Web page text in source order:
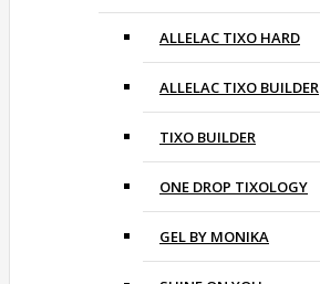
ALLELAC TIXO HARD
ALLELAC TIXO BUILDER
TIXO BUILDER
ONE DROP TIXOLOGY
GEL BY MONIKA